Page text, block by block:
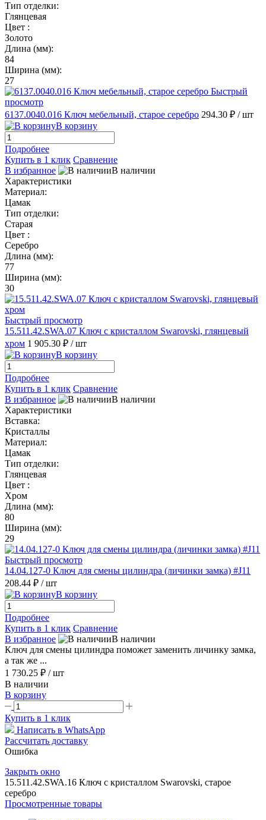
Тип отделки:
Глянцевая
Цвет :
Золото
Длина (мм):
84
Ширина (мм):
27
Быстрый
просмотр
6137.0040.016 Ключ мебельный, старое серебро 294.30 ₽ / шт
В корзину
Подробнее
Купить в 1 клик Сравнение
В избранное
В наличии
Характеристики
Материал:
Цамак
Тип отделки:
Старая
Цвет :
Серебро
Длина (мм):
77
Ширина (мм):
30
Быстрый просмотр
15.511.42.SWA.07 Ключ с кристаллом Swarovski, глянцевый
хром 1 905.30 ₽ / шт
В корзину
Подробнее
Купить в 1 клик Сравнение
В избранное
В наличии
Характеристики
Вставка:
Кристаллы
Материал:
Цамак
Тип отделки:
Глянцевая
Цвет :
Хром
Длина (мм):
80
Ширина (мм):
29
Быстрый просмотр
14.04.127-0 Ключ для смены цилиндра (личинки замка) #J11
208.44 ₽ / шт
В корзину
Подробнее
Купить в 1 клик Сравнение
В избранное
В наличии
Ключ для смены цилиндра поможет заменить личинку замка,
а так же ...
1 730.25 ₽ / шт
В наличии
В корзину
Купить в 1 клик
Написать в WhatsApp
Рассчитать доставку
Ошибка
Закрыть окно
15.511.42.SWA.16 Ключ с кристаллом Swarovski, старое
серебро
Просмотренные товары